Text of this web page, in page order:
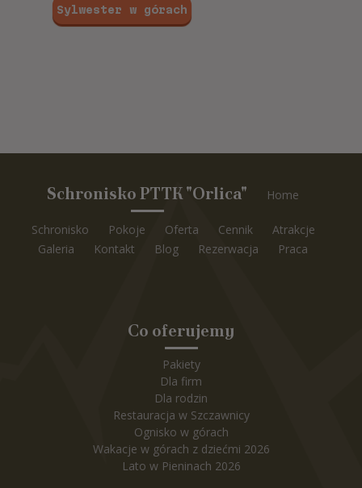
Sylwester w górach
Schronisko PTTK "Orlica" Home
Schronisko Pokoje Oferta Cennik
Atrakcje
Galeria
Kontakt Blog Rezerwacja Praca
Co oferujemy
Pakiety
Dla firm
Dla rodzin
Restauracja w Szczawnicy
Ognisko w górach
Wakacje w górach z dziećmi 2026
Lato w Pieninach 2026